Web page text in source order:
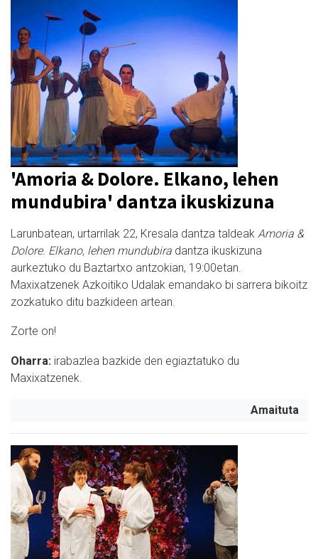
'Amoria & Dolore. Elkano, lehen
mundubira' dantza ikuskizuna
Larunbatean, urtarrilak 22, Kresala dantza taldeak Amoria &
Dolore. Elkano, lehen mundubira dantza ikuskizuna
aurkeztuko du Baztartxo antzokian, 19:00etan.
Maxixatzenek Azkoitiko Udalak emandako bi sarrera bikoitz
zozkatuko ditu bazkideen artean.
Zorte on!
Oharra: irabazlea bazkide den egiaztatuko du
Maxixatzenek.
Amaituta